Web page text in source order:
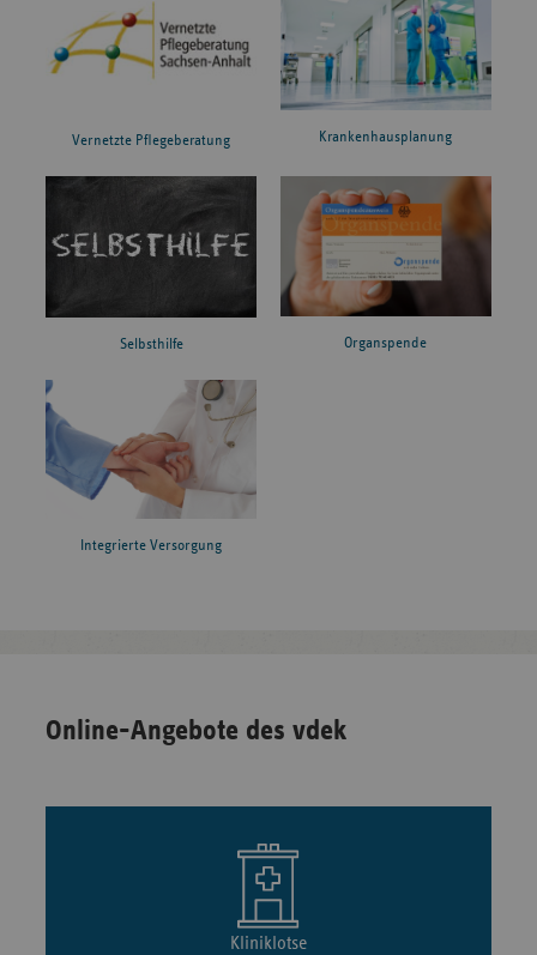
Vernetzte Pflegeberatung Krankenhausplanung
Selbsthilfe Organspende
Integrierte Versorgung
Online-Angebote des vdek
Kliniklotse